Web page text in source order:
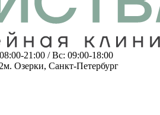
21:00 / Вс: 09:00-18:00
м. Озерки, Санкт-Петербург